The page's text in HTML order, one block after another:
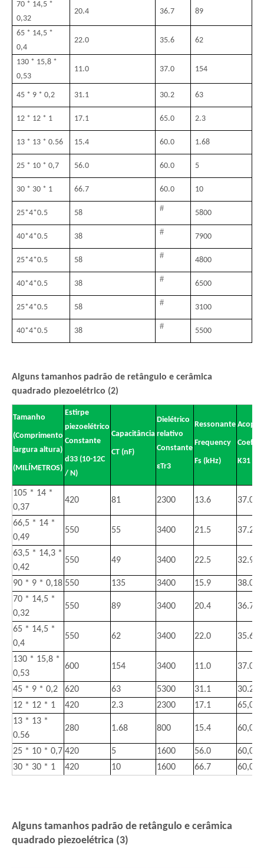
70 * 14,5 *
0,32
20.4 36.7 89
65 * 14,5 *
0,4
22.0 35.6 62
130 * 15,8 *
0,53
11.0 37.0 154
45 * 9 * 0,2 31.1 30.2 63
12 * 12 * 1 17.1 65.0 2.3
13 * 13 * 0.56 15.4 60.0 1.68
25 * 10 * 0,7 56.0 60.0 5
30 * 30 * 1 66.7 60.0 10
25*4*0.5 58
#
5800
40*4*0.5 38
#
7900
25*4*0.5 58
#
4800
40*4*0.5 38
#
6500
25*4*0.5 58
#
3100
40*4*0.5 38
#
5500
Alguns tamanhos padrão de retângulo e cerâmica
quadrado piezoelétrico (2)
Tamanho
(Comprimento
largura altura)
(MILÍMETROS)
Estirpe
piezoelétrico
Constante
d33 (10-12C
/ N)
Capacitância
CT (nF)
Dielétrico
relativo
Constante
εTr3
Ressonante
Frequency
Fs (kHz) K31 (%)
105 * 14 *
0,37
420 81 2300 13.6 37.0
66,5 * 14 *
0,49
550 55 3400 21.5 37.2
63,5 * 14,3 *
0,42
550 49 3400 22.5 32.9
90 * 9 * 0,18 550 135 3400 15.9
38.0
70 * 14,5 *
0,32
550 89 3400 20.4 36.7
65 * 14,5 *
0,4
550 62 3400 22.0 35.6
130 * 15,8 *
0,53
600 154 3400 11.0 37.0
45 * 9 * 0,2 620 63 5300 31.1
30.2
12 * 12 * 1
420 2.3 2300 17.1
65,0
13 * 13 *
0.56
280 1.68 800 15.4 60,0
25 * 10 * 0,7 420 5 1600 56.0
60,0
30 * 30 * 1
420 10 1600 66.7 60,0
Alguns tamanhos padrão de retângulo e cerâmica
quadrado piezoelétrica (3)